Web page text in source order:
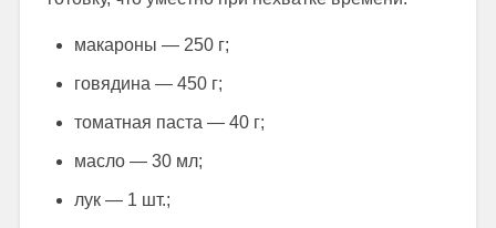
макароны — 250 г;
говядина — 450 г;
томатная паста — 40 г;
масло — 30 мл;
лук — 1 шт.;